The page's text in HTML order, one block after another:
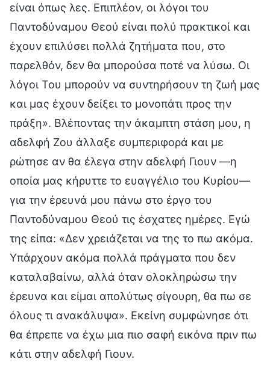
είναι όπως λες. Επιπλέον, οι λόγοι του
Παντοδύναμου Θεού είναι πολύ πρακτικοί και
έχουν επιλύσει πολλά ζητήματα που, στο
παρελθόν, δεν θα μπορούσα ποτέ να λύσω. Οι
λόγοι Του μπορούν να συντηρήσουν τη ζωή μας
και μας έχουν δείξει το μονοπάτι προς την
πράξη». Βλέποντας την άκαμπτη στάση μου, η
αδελφή Ζου άλλαξε συμπεριφορά και με
ρώτησε αν θα έλεγα στην αδελφή Γιουν —η
οποία μας κήρυττε το ευαγγέλιο του Κυρίου—
για την έρευνά μου πάνω στο έργο του
Παντοδύναμου Θεού τις έσχατες ημέρες. Εγώ
της είπα: «Δεν χρειάζεται να της το πω ακόμα.
Υπάρχουν ακόμα πολλά πράγματα που δεν
καταλαβαίνω, αλλά όταν ολοκληρώσω την
έρευνα και είμαι απολύτως σίγουρη, θα πω σε
όλους τι ανακάλυψα». Εκείνη συμφώνησε ότι
θα έπρεπε να έχω μια πιο σαφή εικόνα πριν πω
κάτι στην αδελφή Γιουν.